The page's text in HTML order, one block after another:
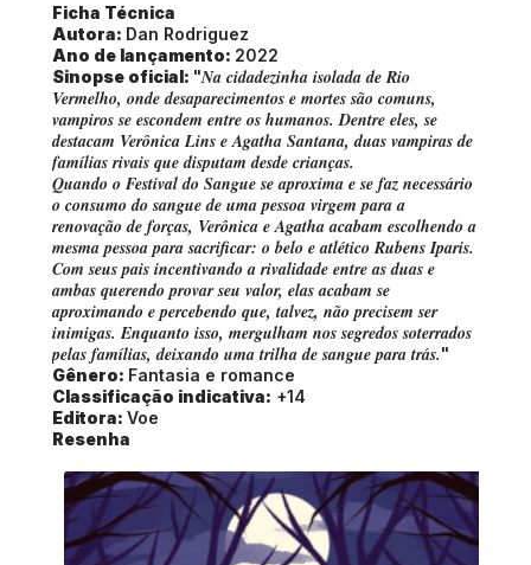
Ficha Técnica
Autora: Dan Rodriguez
Ano de lançamento: 2022
Sinopse oficial: "Na cidadezinha isolada de Rio
Vermelho, onde desaparecimentos e mortes são comuns,
vampiros se escondem entre os humanos. Dentre eles, se
destacam Verônica Lins e Agatha Santana, duas vampiras de
famílias rivais que disputam desde crianças.
Quando o Festival do Sangue se aproxima e se faz necessário
o consumo do sangue de uma pessoa virgem para a
renovação de forças, Verônica e Agatha acabam escolhendo a
mesma pessoa para sacrificar: o belo e atlético Rubens Iparis.
Com seus pais incentivando a rivalidade entre as duas e
ambas querendo provar seu valor, elas acabam se
aproximando e percebendo que, talvez, não precisem ser
inimigas. Enquanto isso, mergulham nos segredos soterrados
pelas famílias, deixando uma trilha de sangue para trás."
Gênero: Fantasia e romance
Classificação indicativa: +14
Editora: Voe
Resenha